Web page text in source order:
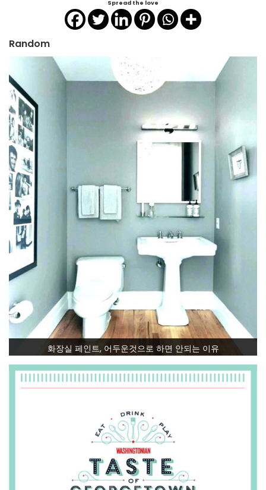
Spread the love
Random
화장실 페인트, 어두운것으로 하면 안되는 이유